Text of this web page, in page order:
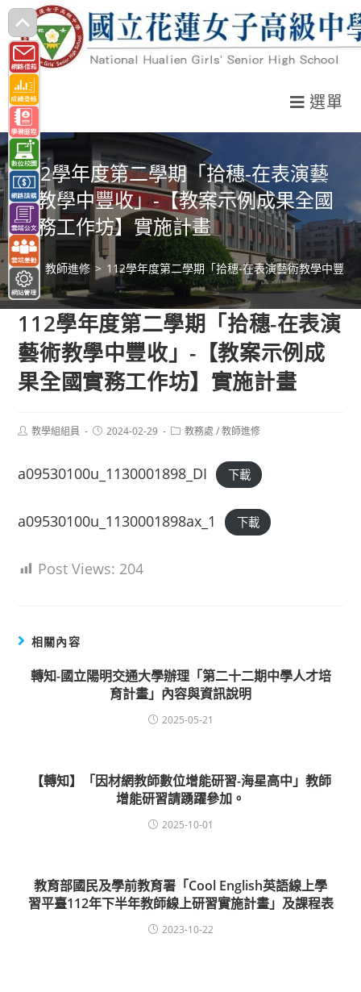
跳
轉
至
主
要
內
容
選單
112學年度第二學期「拾穗-在表演藝
術教學中豐收」-【教案示例成果全國
實務工作坊】實施計畫
> 教師進修 > 112學年度第二學期「拾穗-在表演藝術教學中豐
112學年度第二學期「拾穗-在表演
藝術教學中豐收」-【教案示例成
果全國實務工作坊】實施計畫
Post教學組組員
Post2024-02-29
Post教務處 / 教師進修
a09530100u_1130001898_DI 下載
a09530100u_1130001898ax_1 下載
Post Views: 204
相關內容
轉知-國立陽明交通大學辦理「第二十二期中學人才培
育計畫」內容與資訊說明
2025-05-21
【轉知】「因材網教師數位增能研習-海星高中」教師
增能研習請踴躍參加。
2025-10-01
教育部國民及學前教育署「Cool English英語線上學
習平臺112年下半年教師線上研習實施計畫」及課程表
2023-10-22